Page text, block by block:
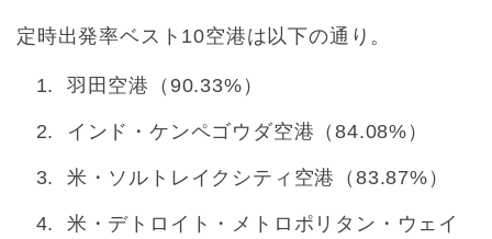
定時出発率ベスト10空港は以下の通り。
羽田空港（90.33%）
インド・ケンペゴウダ空港（84.08%）
米・ソルトレイクシティ空港（83.87%）
米・デトロイト・メトロポリタン・ウェイ